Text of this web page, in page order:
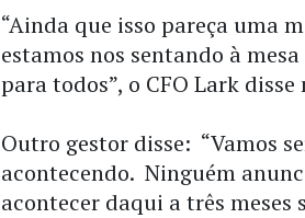
“Ainda que isso pareça uma
estamos nos sentando à
para todos”, o CFO Lark
Outro gestor disse: “Vamos
acontecendo. Ninguém
acontecer daqui a três meses